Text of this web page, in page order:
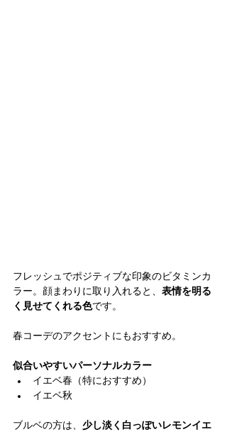
フレッシュでポジティブな印象のビタミンカ
ラー。顔まわりに取り入れると、 表情を明る
く見せてくれる色です。
春コーデのアクセントにもおすすめ。
似合いやすいパーソナルカラー
イエベ春（特におすすめ）
イエベ秋
ブルベの方は、 少し淡く白っぽいレモンイエ